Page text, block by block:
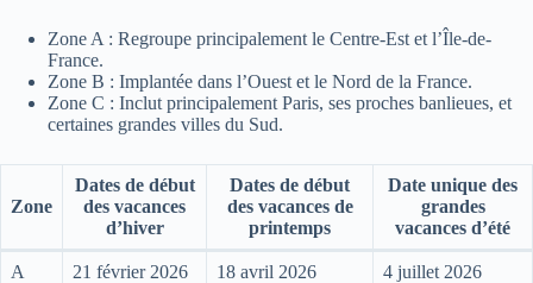
Zone A : Regroupe principalement le Centre-Est et l’Île-de-
France.
Zone B : Implantée dans l’Ouest et le Nord de la France.
Zone C : Inclut principalement Paris, ses proches banlieues, et
certaines grandes villes du Sud.
Zone
Dates de début
des vacances
d’hiver
Dates de début
des vacances de
printemps
Date unique des
grandes
vacances d’été
A 21 février 2026 18 avril 2026 4 juillet 2026